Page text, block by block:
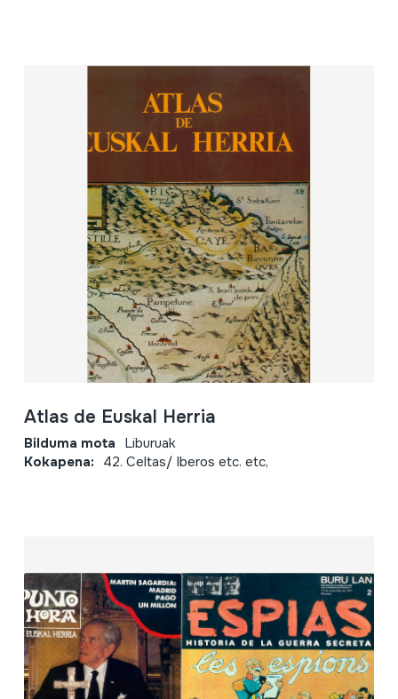
Atlas de Euskal Herria
Bilduma mota Liburuak
Kokapena: 42. Celtas/ Iberos etc. etc,